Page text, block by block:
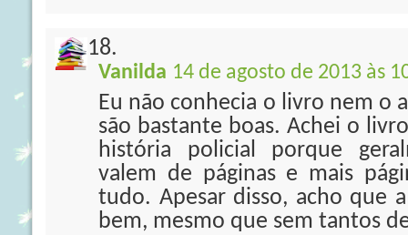
Vanilda 14 de agosto de 2013 às
Eu não conhecia o livro nem o
são bastante boas. Achei o
história policial porque
valem de páginas e mais
tudo. Apesar disso, acho que
bem, mesmo que sem tantos